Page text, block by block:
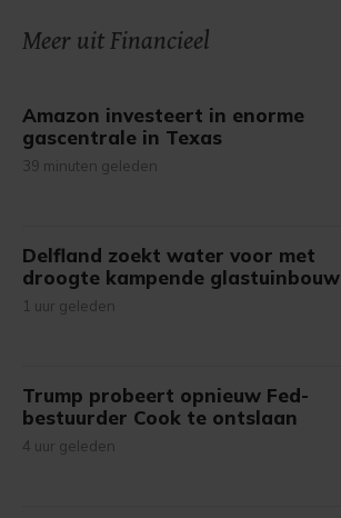
Meer uit Financieel
Amazon investeert in enorme
gascentrale in Texas
39 minuten geleden
Delfland zoekt water voor met
droogte kampende glastuinbouw
1 uur geleden
Trump probeert opnieuw Fed-
bestuurder Cook te ontslaan
4 uur geleden